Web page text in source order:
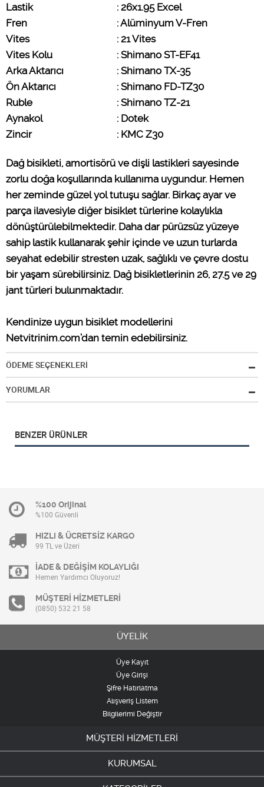
Lastik
: 26x1.95 Excel
Fren
: Alüminyum V-Fren
Vites
: 21 Vites
Vites Kolu
: Shimano ST-EF41
Arka Aktarıcı
: Shimano TX-35
Ön Aktarıcı
: Shimano FD-TZ30
Ruble
: Shimano TZ-21
Aynakol
: Dotek
Zincir
: KMC Z30
Dağ bisikleti, amortisörü ve dişli lastikleri sayesinde
zorlu doğa koşullarında kullanıma uygundur. Hemen
her zeminde güzel yol tutuşu sağlar. Birkaç ayar ve
parça ilavesiyle diğer bisiklet türlerine kolaylıkla
dönüştürülebilmektedir. Daha dar pürüzsüz yüzeye
sahip lastik kullanarak şehir içinde ve uzun turlarda
seyahat edebilir stresten uzak, sağlıklı ve çevre dostu
bir yaşam sürebilirsiniz. Dağ bisikletlerinin 26, 27.5 ve 29
jant türleri bulunmaktadır.
Kendinize uygun bisiklet modellerini
Netvitrinim.com’dan temin edebilirsiniz.
ÖDEME SEÇENEKLERİ
YORUMLAR
BENZER ÜRÜNLER
%100 Orijinal
%100 Güvenli
HIZLI & ÜCRETSİZ KARGO
99 TL ve Üzeri
İADE & DEĞİŞİM KOLAYLIĞI
Hemen Yardımcı Oluyoruz!
MÜŞTERİ HİZMETLERİ
(0850) 532 21 58
ÜYELİK
Üye Kayıt
Üye Girişi
Şifre Hatırlatma
Alışveriş Listem
Bilgilerimi Değiştir
MÜŞTERİ HİZMETLERİ
KURUMSAL